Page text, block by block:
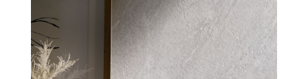
pueden
elegir
en
la